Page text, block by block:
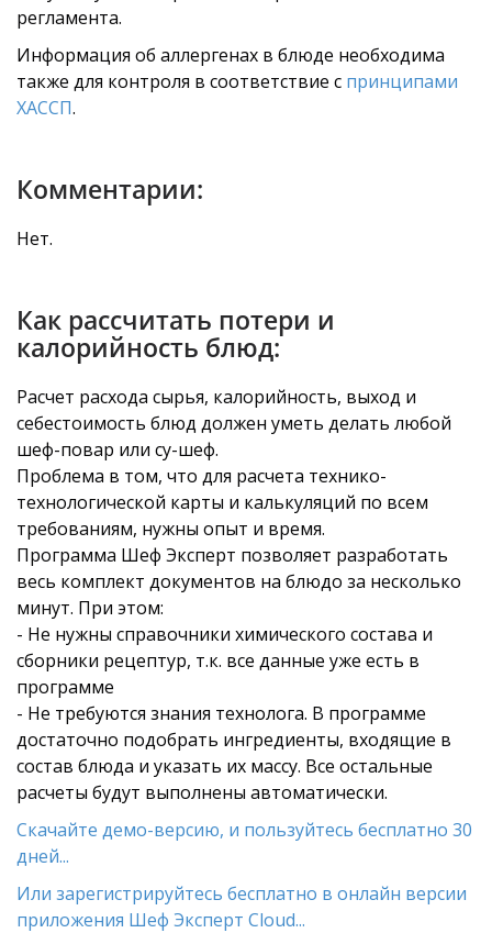
регламента.
Информация об аллергенах в блюде необходима
также для контроля в соответствие с принципами
ХАССП.
Комментарии:
Нет.
Как рассчитать потери и
калорийность блюд:
Расчет расхода сырья, калорийность, выход и
себестоимость блюд должен уметь делать любой
шеф-повар или су-шеф.
Проблема в том, что для расчета технико-
технологической карты и калькуляций по всем
требованиям, нужны опыт и время.
Программа Шеф Эксперт позволяет разработать
весь комплект документов на блюдо за несколько
минут. При этом:
- Не нужны справочники химического состава и
сборники рецептур, т.к. все данные уже есть в
программе
- Не требуются знания технолога. В программе
достаточно подобрать ингредиенты, входящие в
состав блюда и указать их массу. Все остальные
расчеты будут выполнены автоматически.
Скачайте демо-версию, и пользуйтесь бесплатно 30
дней...
Или зарегистрируйтесь бесплатно в онлайн версии
приложения Шеф Эксперт Cloud...